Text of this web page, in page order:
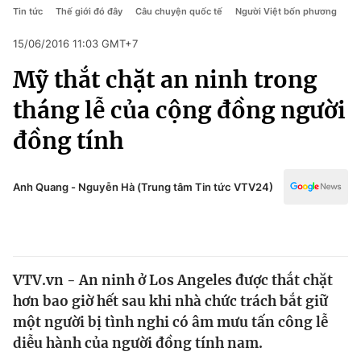
Chuyên mục
Chính trị
Xã hội
Pháp luật
Thế giới
Tin tức
Thế giới đó đây
Kinh tế
Chính trị
Pháp luật
Kinh tế
Thể thao
Truyền hình
Văn hóa - Giải trí
Y tế
Công nghệ
Tin tức Thế giới đó đây Câu chuyện quốc tế Người Việt bốn phương
15/06/2016 11:03 GMT+7
Mỹ thắt chặt an ninh trong
tháng lễ của cộng đồng người
đồng tính
Anh Quang - Nguyễn Hà (Trung tâm Tin tức VTV24)
VTV.vn - An ninh ở Los Angeles được thắt chặt
hơn bao giờ hết sau khi nhà chức trách bắt giữ
một người bị tình nghi có âm mưu tấn công lễ
diễu hành của người đồng tính nam.